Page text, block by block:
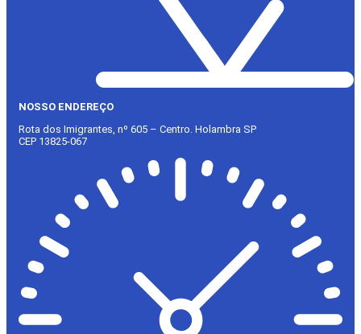
NOSSO ENDEREÇO
Rota dos Imigrantes, nº 605 – Centro. Holambra SP
CEP 13825-067